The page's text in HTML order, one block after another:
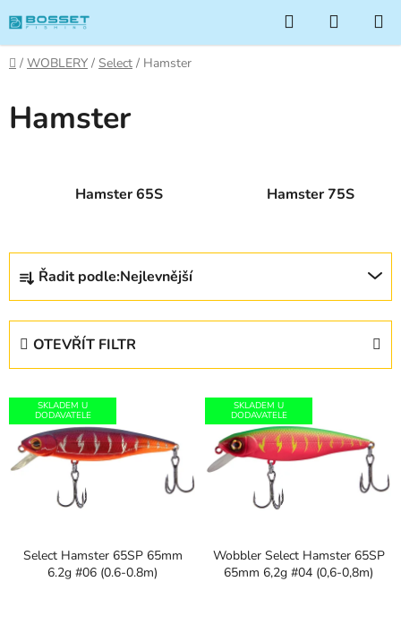
na
obsah
Hledat
KOŠÍK
Domů
/ WOBLERY / Select / Hamster
Hamster
Hamster 65S Hamster 75S
Ř
z
p
r
o
d
Řadit podle:Nejlevnější
OTEVŘÍT FILTR
V
ý
p
i
SKLADEM U
DODAVATELE
Select Hamster 65SP 65mm
6.2g #06 (0.6-0.8m)
SKLADEM U
DODAVATELE
Wobbler Select Hamster 65SP
65mm 6,2g #04 (0,6-0,8m)